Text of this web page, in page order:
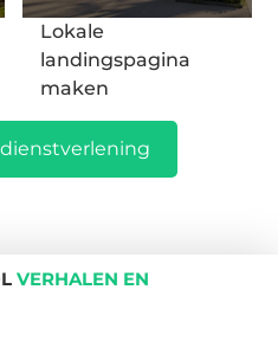
Lokale
landingspagina
maken
VERHALEN EN